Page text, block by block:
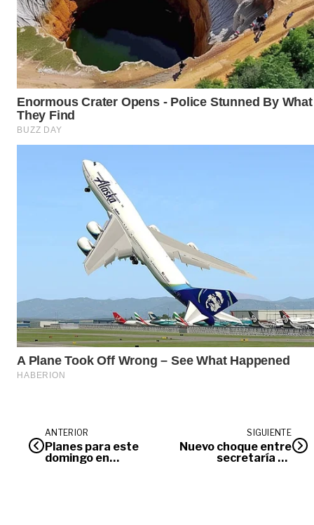
ANTERIOR
Planes para este
domingo en
SIGUIENTE
Nuevo choque entre
secretaría de